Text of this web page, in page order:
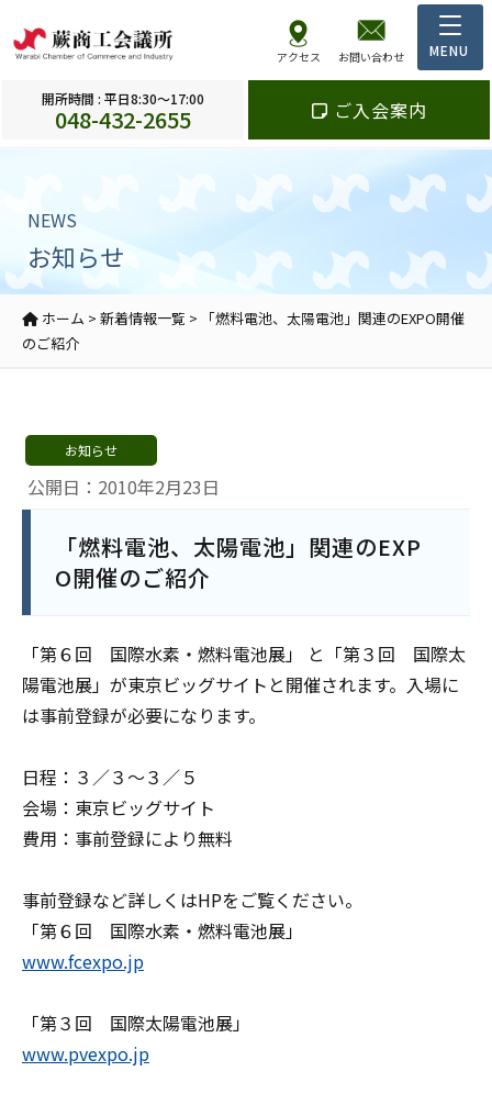
アクセス お問い合わせ
開所時間 : 平日8:30～17:00
048-432-2655 ご入会案内
NEWS
お知らせ
ホーム > 新着情報一覧 >
「燃料電池、太陽電池」関連のEXPO開催
のご紹介
公開日：2010年2月23日
お知らせ
「燃料電池、太陽電池」関連のEXP
O開催のご紹介
「第６回 国際水素・燃料電池展」 と「第３回 国際太
陽電池展」が東京ビッグサイトと開催されます。入場に
は事前登録が必要になります。
日程：３／３～３／５
会場：東京ビッグサイト
費用：事前登録により無料
事前登録など詳しくはHPをご覧ください。
「第６回 国際水素・燃料電池展」
www.fcexpo.jp
「第３回 国際太陽電池展」
www.pvexpo.jp